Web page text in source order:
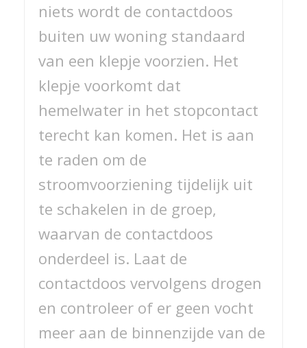
niets wordt de contactdoos
buiten uw woning standaard
van een klepje voorzien. Het
klepje voorkomt dat
hemelwater in het stopcontact
terecht kan komen. Het is aan
te raden om de
stroomvoorziening tijdelijk uit
te schakelen in de groep,
waarvan de contactdoos
onderdeel is. Laat de
contactdoos vervolgens drogen
en controleer of er geen vocht
meer aan de binnenzijde van de